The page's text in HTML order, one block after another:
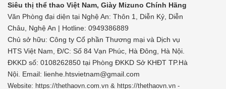
Siêu thị thể thao Việt Nam, Giày Mizuno Chính Hãng
Văn Phòng đại diện tại Nghệ An: Thôn 1, Diễn Kỷ, Diễn
Châu, Nghệ An | Hotline: 0949386889
Chủ sở hữu: Công ty Cổ phần Thương mại và Dịch vụ
HTS Việt Nam, Đ/C: Số 84 Vạn Phúc, Hà Đông, Hà Nội.
ĐKKD số: 0108262850 tại Phòng ĐKKD Sở KHĐT TP.Hà
Nội. Email: lienhe.htsvietnam@gmail.com
Website: https://thethaovn.com.vn & https://thethaovn.vn -